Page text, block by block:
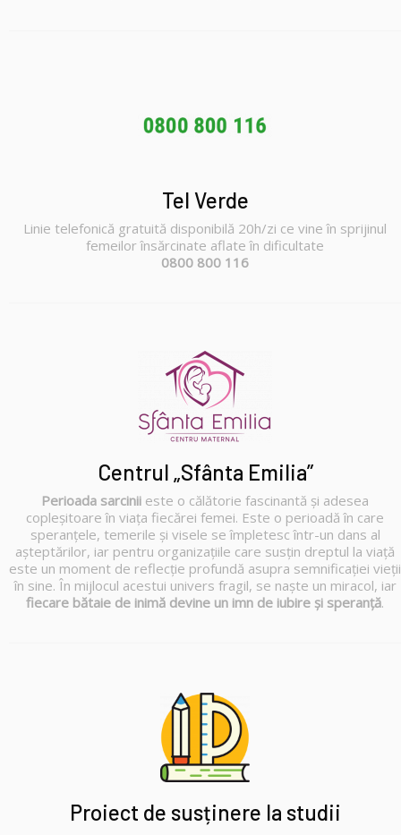
Tel Verde
Linie telefonică gratuită disponibilă 20h/zi ce vine în sprijinul
femeilor însărcinate aflate în dificultate
0800 800 116
Centrul „Sfânta Emilia”
Perioada sarcinii este o călătorie fascinantă și adesea
copleșitoare în viața fiecărei femei. Este o perioadă în care
speranțele, temerile și visele se împletesc într-un dans al
așteptărilor, iar pentru organizațiile care susțin dreptul la viață
este un moment de reflecție profundă asupra semnificației vieții
în sine. În mijlocul acestui univers fragil, se naște un miracol, iar
fiecare bătaie de inimă devine un imn de iubire și speranță.
Proiect de susținere la studii